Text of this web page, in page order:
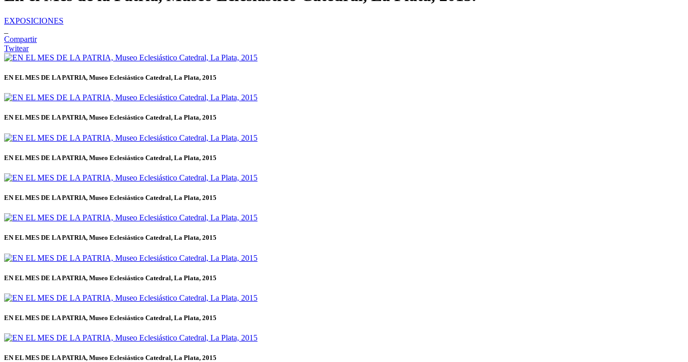
EXPOSICIONES
Compartir
Twitear
EN EL MES DE LA PATRIA, Museo Eclesiástico Catedral, La Plata, 2015
EN EL MES DE LA PATRIA, Museo Eclesiástico Catedral, La Plata, 2015
EN EL MES DE LA PATRIA, Museo Eclesiástico Catedral, La Plata, 2015
EN EL MES DE LA PATRIA, Museo Eclesiástico Catedral, La Plata, 2015
EN EL MES DE LA PATRIA, Museo Eclesiástico Catedral, La Plata, 2015
EN EL MES DE LA PATRIA, Museo Eclesiástico Catedral, La Plata, 2015
EN EL MES DE LA PATRIA, Museo Eclesiástico Catedral, La Plata, 2015
EN EL MES DE LA PATRIA, Museo Eclesiástico Catedral, La Plata, 2015